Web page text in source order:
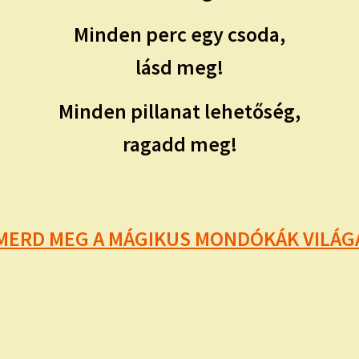
Minden perc egy csoda,
lásd meg!
Minden pillanat lehetőség,
ragadd meg!
MEG A MÁGIKUS MONDÓKÁK